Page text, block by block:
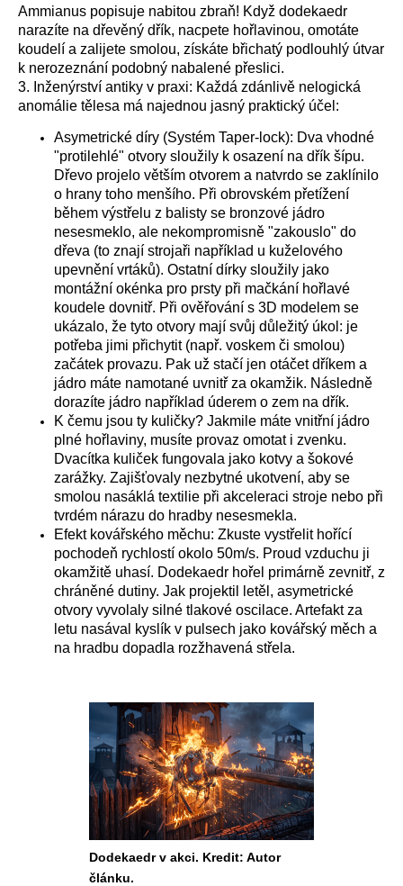
Ammianus popisuje nabitou zbraň! Když dodekaedr
narazíte na dřevěný dřík, nacpete hořlavinou, omotáte
koudelí a zalijete smolou, získáte břichatý podlouhlý útvar
k nerozeznání podobný nabalené přeslici.
3. Inženýrství antiky v praxi: Každá zdánlivě nelogická
anomálie tělesa má najednou jasný praktický účel:
Asymetrické díry (Systém Taper-lock): Dva vhodné
"protilehlé" otvory sloužily k osazení na dřík šípu.
Dřevo projelo větším otvorem a natvrdo se zaklínilo
o hrany toho menšího. Při obrovském přetížení
během výstřelu z balisty se bronzové jádro
nesesmeklo, ale nekompromisně "zakouslo" do
dřeva (to znají strojaři například u kuželového
upevnění vrtáků). Ostatní dírky sloužily jako
montážní okénka pro prsty při mačkání hořlavé
koudele dovnitř. Při ověřování s 3D modelem se
ukázalo, že tyto otvory mají svůj důležitý úkol: je
potřeba jimi přichytit (např. voskem či smolou)
začátek provazu. Pak už stačí jen otáčet dříkem a
jádro máte namotané uvnitř za okamžik. Následně
dorazíte jádro například úderem o zem na dřík.
K čemu jsou ty kuličky? Jakmile máte vnitřní jádro
plné hořlaviny, musíte provaz omotat i zvenku.
Dvacítka kuliček fungovala jako kotvy a šokové
zarážky. Zajišťovaly nezbytné ukotvení, aby se
smolou nasáklá textilie při akceleraci stroje nebo při
tvrdém nárazu do hradby nesesmekla.
Efekt kovářského měchu: Zkuste vystřelit hořící
pochodeň rychlostí okolo 50m/s. Proud vzduchu ji
okamžitě uhasí. Dodekaedr hořel primárně zevnitř, z
chráněné dutiny. Jak projektil letěl, asymetrické
otvory vyvolaly silné tlakové oscilace. Artefakt za
letu nasával kyslík v pulsech jako kovářský měch a
na hradbu dopadla rozžhavená střela.
Dodekaedr v akci. Kredit: Autor
článku.